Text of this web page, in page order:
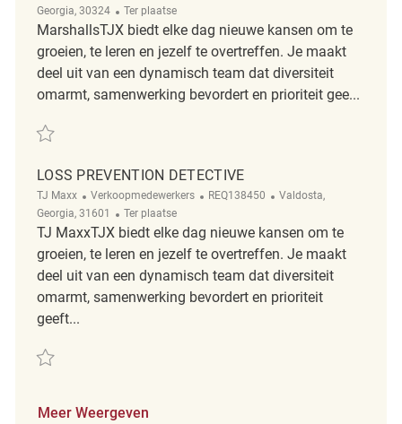
Georgia, 30324
Afgelegen
Ter plaatse
MarshallsTJX biedt elke dag nieuwe kansen om te
groeien, te leren en jezelf te overtreffen. Je maakt
deel uit van een dynamisch team dat diversiteit
omarmt, samenwerking bevordert en prioriteit gee...
Redden Loss Prevention/Asset Protection Detective 353 REQ125159
LOSS PREVENTION DETECTIVE
TJ Maxx Categorie
Verkoopmedewerkers ReqId
REQ138450 Plaats
Valdosta,
Georgia, 31601
Afgelegen
Ter plaatse
TJ MaxxTJX biedt elke dag nieuwe kansen om te
groeien, te leren en jezelf te overtreffen. Je maakt
deel uit van een dynamisch team dat diversiteit
omarmt, samenwerking bevordert en prioriteit
geeft...
Redden Loss Prevention Detective REQ138450
Meer Weergeven